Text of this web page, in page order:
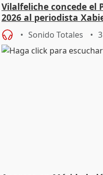
Vilalfeliche concede el
2026 al periodista
Sonido Totales